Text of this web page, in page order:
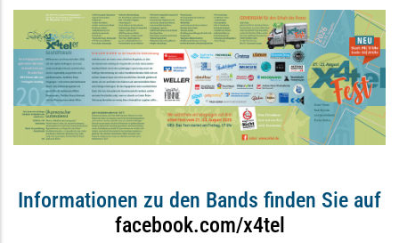
Informationen zu den Bands finden Sie auf
facebook.com/x4tel